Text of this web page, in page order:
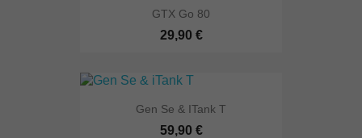
GTX Go 80
29,90 €
Gen Se & ITank T
59,90 €